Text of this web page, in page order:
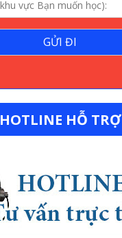
HOTLINE HỖ TRỢ